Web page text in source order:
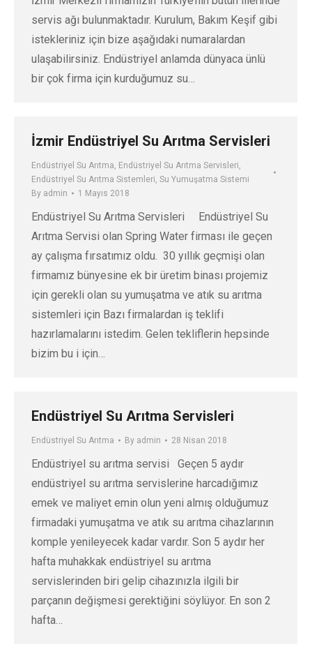
servis ağı bulunmaktadır. Kurulum, Bakım Keşif gibi
istekleriniz için bize aşağıdaki numaralardan
ulaşabilirsiniz. Endüstriyel anlamda dünyaca ünlü
bir çok firma için kurduğumuz su…
İzmir Endüstriyel Su Arıtma Servisleri
Endüstriyel Su Arıtma, Endüstriyel Su Arıtma Servisleri,
Endüstriyel Su Arıtma Sistemleri, Su Yumuşatma Sistemi
By admin 1 Mayıs 2018
Endüstriyel Su Arıtma Servisleri Endüstriyel Su
Arıtma Servisi olan Spring Water firması ile geçen
ay çalışma fırsatımız oldu. 30 yıllık geçmişi olan
firmamız bünyesine ek bir üretim binası projemiz
için gerekli olan su yumuşatma ve atık su arıtma
sistemleri için Bazı firmalardan iş teklifi
hazırlamalarını istedim. Gelen tekliflerin hepsinde
bizim bu i için…
Endüstriyel Su Arıtma Servisleri
Endüstriyel Su Arıtma By admin 28 Nisan 2018
Endüstriyel su arıtma servisi Geçen 5 aydır
endüstriyel su arıtma servislerine harcadığımız
emek ve maliyet emin olun yeni almış olduğumuz
firmadaki yumuşatma ve atık su arıtma cihazlarının
komple yenileyecek kadar vardır. Son 5 aydır her
hafta muhakkak endüstriyel su arıtma
servislerinden biri gelip cihazınızla ilgili bir
parçanın değişmesi gerektiğini söylüyor. En son 2
hafta…